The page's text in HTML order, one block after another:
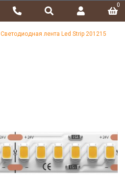
0
Светодиодная лента Led Strip 201215